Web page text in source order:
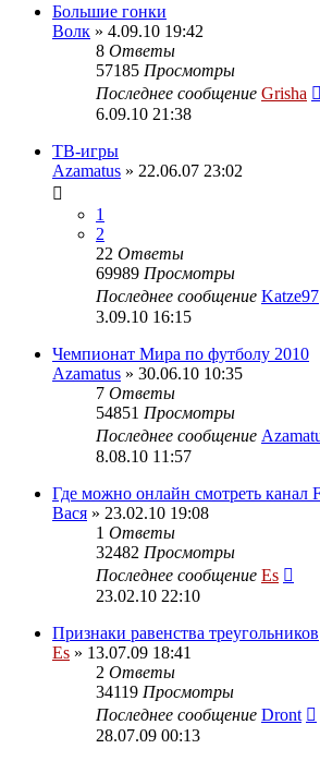
Большие гонки
Волк » 4.09.10 19:42
8 Ответы
57185 Просмотры
Последнее сообщение Grisha
6.09.10 21:38
ТВ-игры
Azamatus » 22.06.07 23:02
1
2
22 Ответы
69989 Просмотры
Последнее сообщение Katze97
3.09.10 16:15
Чемпионат Мира по футболу 2010
Azamatus » 30.06.10 10:35
7 Ответы
54851 Просмотры
Последнее сообщение
8.08.10 11:57
Где можно онлайн смотреть канал
Вася » 23.02.10 19:08
1 Ответы
32482 Просмотры
Последнее сообщение Es
23.02.10 22:10
Признаки равенства треугольников
Es » 13.07.09 18:41
2 Ответы
34119 Просмотры
Последнее сообщение Dront
28.07.09 00:13